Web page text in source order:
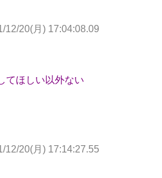
12/20(月) 17:04:08.09
てほしい以外ない
12/20(月) 17:14:27.55